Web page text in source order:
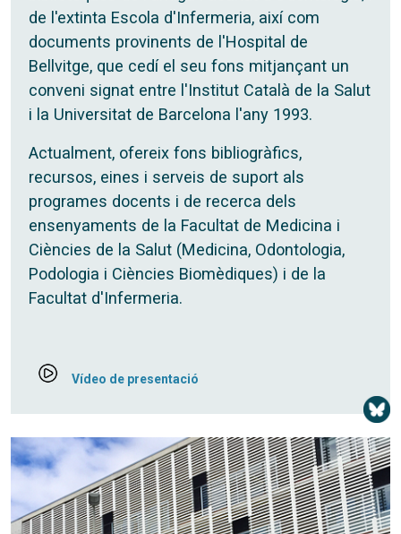
de l'extinta Escola d'Infermeria, així com
documents provinents de l'Hospital de
Bellvitge, que cedí el seu fons mitjançant un
conveni signat entre l'Institut Català de la Salut
i la Universitat de Barcelona l'any 1993.
Actualment, ofereix fons bibliogràfics,
recursos, eines i serveis de suport als
programes docents i de recerca dels
ensenyaments de la Facultat de Medicina i
Ciències de la Salut (Medicina, Odontologia,
Podologia i Ciències Biomèdiques) i de la
Facultat d'Infermeria.
Vídeo de presentació